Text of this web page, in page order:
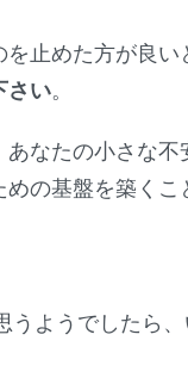
止めた方が良い
さい。
なたの小さな不
の基盤を築くこ
ようでしたら